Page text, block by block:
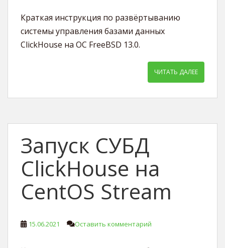
Краткая инструкция по развёртыванию
системы управления базами данных
ClickHouse на ОС FreeBSD 13.0.
ЧИТАТЬ ДАЛЕЕ
Запуск СУБД
ClickHouse на
CentOS Stream
15.06.2021 Оставить комментарий